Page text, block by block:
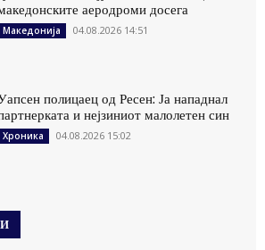
аеродроми досега
Македонија 04.08.2026 14:51
полицаец од Ресен: Ја нападнал
и нејзиниот малолетен син
Хроника 04.08.2026 15:02